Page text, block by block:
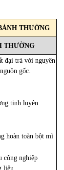
THƯỜNG
THƯỜNG
đại trà với nguyên
gốc.
tinh luyện
hoàn toàn bột mì
công nghiệp
liệu